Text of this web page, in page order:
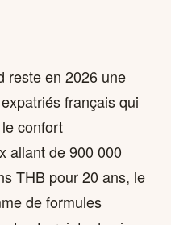
reste en 2026 une
français qui
confort
allant de 900 000
THB pour 20 ans, le
de formules